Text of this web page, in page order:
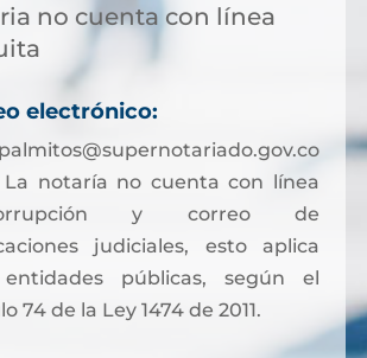
no cuenta con línea
electrónico:
notaría no cuenta con línea
y correo de
judiciales, esto aplica
públicas, según el
74 de la Ley 1474 de 2011.